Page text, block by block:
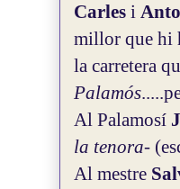
Carles i
millor que hi
la carretera
Palamós
Al Palamosí
la tenora-
Al mestre